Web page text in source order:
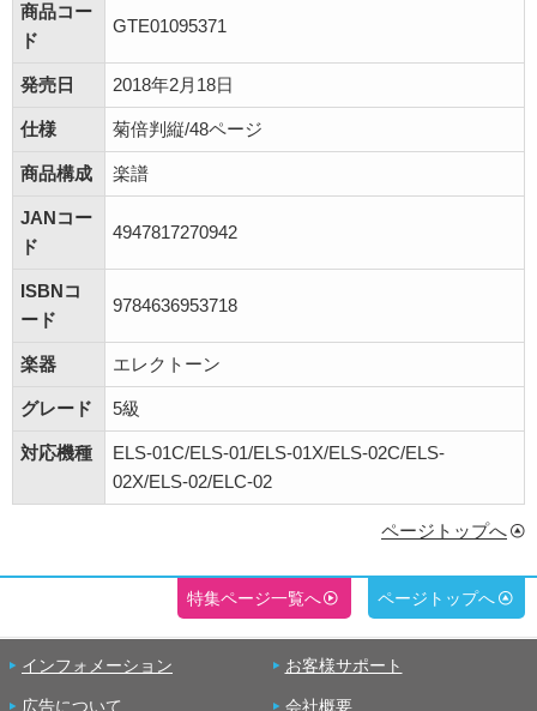
商品コー
ド
GTE01095371
発売日 2018年2月18日
仕様 菊倍判縦/48ページ
商品構成 楽譜
JANコー
ド
4947817270942
ISBNコ
ード
9784636953718
楽器 エレクトーン
グレード 5級
対応機種
ELS-01C/ELS-01/ELS-01X/ELS-02C/ELS-
02X/ELS-02/ELC-02
ページトップへ
特集ページ一覧へ ページトップへ
インフォメーション お客様サポート
広告について 会社概要